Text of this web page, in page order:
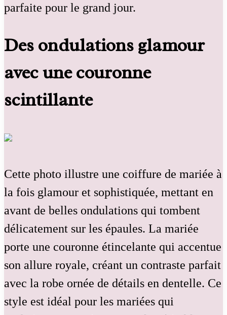
parfaite pour le grand jour.
Des ondulations glamour
avec une couronne
scintillante
Cette photo illustre une coiffure de mariée à
la fois glamour et sophistiquée, mettant en
avant de belles ondulations qui tombent
délicatement sur les épaules. La mariée
porte une couronne étincelante qui accentue
son allure royale, créant un contraste parfait
avec la robe ornée de détails en dentelle. Ce
style est idéal pour les mariées qui